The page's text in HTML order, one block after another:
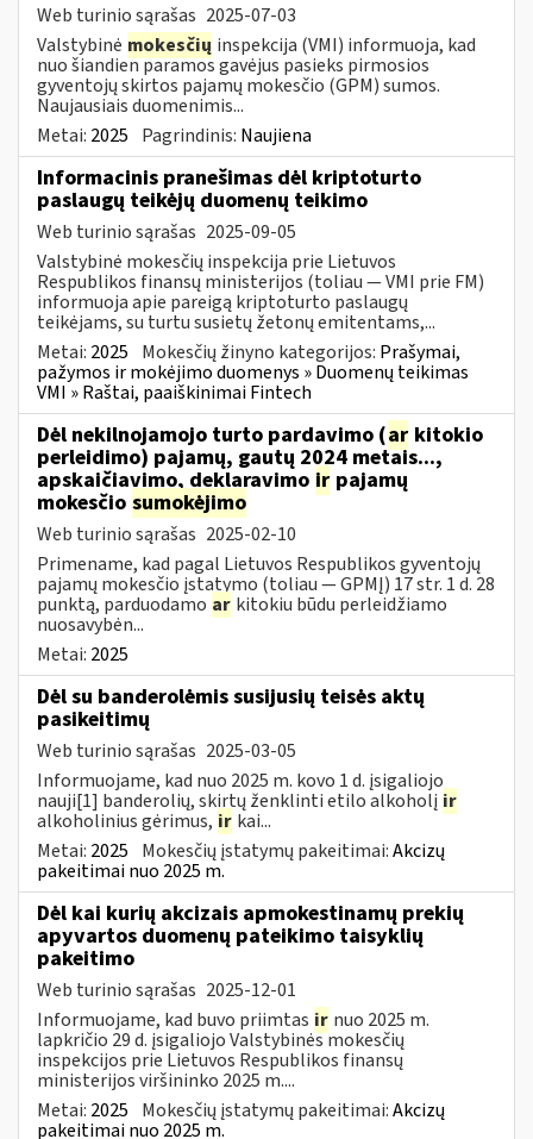
Web turinio sąrašas 2025-07-03
Valstybinė mokesčių inspekcija (VMI) informuoja, kad
nuo šiandien paramos gavėjus pasieks pirmosios
gyventojų skirtos pajamų mokesčio (GPM) sumos.
Naujausiais duomenimis...
Metai: 2025 Pagrindinis: Naujiena
Informacinis pranešimas dėl kriptoturto
paslaugų teikėjų duomenų teikimo
Web turinio sąrašas 2025-09-05
Valstybinė mokesčių inspekcija prie Lietuvos
Respublikos finansų ministerijos (toliau — VMI prie FM)
informuoja apie pareigą kriptoturto paslaugų
teikėjams, su turtu susietų žetonų emitentams,...
Metai: 2025 Mokesčių žinyno kategorijos: Prašymai,
pažymos ir mokėjimo duomenys » Duomenų teikimas
VMI » Raštai, paaiškinimai Fintech
Dėl nekilnojamojo turto pardavimo (ar kitokio
perleidimo) pajamų, gautų 2024 metais...,
apskaičiavimo, deklaravimo ir pajamų
mokesčio sumokėjimo
Web turinio sąrašas 2025-02-10
Primename, kad pagal Lietuvos Respublikos gyventojų
pajamų mokesčio įstatymo (toliau — GPMĮ) 17 str. 1 d. 28
punktą, parduodamo ar kitokiu būdu perleidžiamo
nuosavybėn...
Metai: 2025
Dėl su banderolėmis susijusių teisės aktų
pasikeitimų
Web turinio sąrašas 2025-03-05
Informuojame, kad nuo 2025 m. kovo 1 d. įsigaliojo
nauji[1] banderolių, skirtų ženklinti etilo alkoholį ir
alkoholinius gėrimus, ir kai...
Metai: 2025 Mokesčių įstatymų pakeitimai:Akcizų
pakeitimai nuo 2025 m.
Dėl kai kurių akcizais apmokestinamų prekių
apyvartos duomenų pateikimo taisyklių
pakeitimo
Web turinio sąrašas 2025-12-01
Informuojame, kad buvo priimtas ir nuo 2025 m.
lapkričio 29 d. įsigaliojo Valstybinės mokesčių
inspekcijos prie Lietuvos Respublikos finansų
ministerijos viršininko 2025 m....
Metai: 2025 Mokesčių įstatymų pakeitimai:Akcizų
pakeitimai nuo 2025 m.